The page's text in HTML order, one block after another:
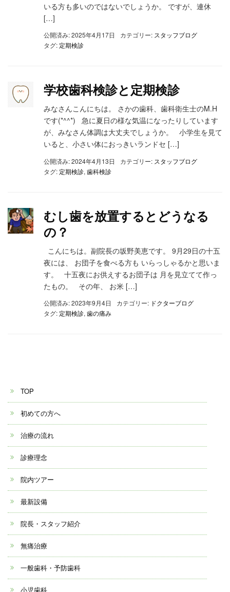
いる方も多いのではないでしょうか。 ですが、連休
[…]
公開済み: 2025年4月17日 カテゴリー: スタッフブログ
タグ: 定期検診
学校歯科検診と定期検診
みなさんこんにちは。 さかの歯科、歯科衛生士のM.H
です(*^^*) 急に夏日の様な気温になったりしています
が、みなさん体調は大丈夫でしょうか。 小学生を見て
いると、小さい体におっきいランドセ […]
公開済み: 2024年4月13日 カテゴリー: スタッフブログ
タグ: 定期検診, 歯科検診
むし歯を放置するとどうなる
の？
こんにちは。副院長の坂野美恵です。 9月29日の十五
夜には、 お団子を食べる方も いらっしゃるかと思いま
す。 十五夜にお供えするお団子は 月を見立てて作っ
たもの。 その年、 お米 […]
公開済み: 2023年9月4日 カテゴリー: ドクターブログ
タグ: 定期検診, 歯の痛み
TOP
初めての方へ
治療の流れ
診療理念
院内ツアー
最新設備
院長・スタッフ紹介
無痛治療
一般歯科・予防歯科
小児歯科